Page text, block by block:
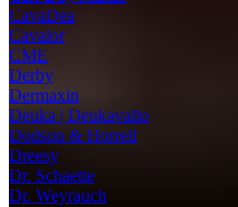
CavaDea
Cavalor
CME
Derby
Dermaxin
Deuka | Deukavallo
Dodson & Horrell
Dreesy
Dr. Schaette
Dr. Weyrauch